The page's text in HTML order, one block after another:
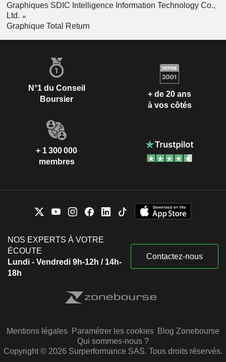
Graphiques SDIC Intelligence Information Technology Co.,
Ltd.
Graphique Total Return
N°1 du Conseil
Boursier
+ de 20 ans
à vos côtés
+ 1 300 000
membres
NOS EXPERTS À VOTRE
ÉCOUTE
Lundi - Vendredi 9h-12h / 14h-
18h
Contactez-nous
Mentions légales Paramétrer les cookies Blog Zonebourse
Qui sommes-nous ?
Copyright © 2026 Surperformance SAS. Tous droits réservés.